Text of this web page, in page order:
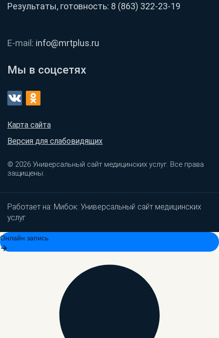
Результаты, готовность: 8 (863) 322-23-19
E-mail: info@mrtplus.ru
Мы в соцсетях
Карта сайта
Версия для слабовидящих
© 2026 Универсальный сайт медицинских услуг. Все права
защищены.
Работает на: Мибок: Универсальный сайт медицинских
услуг